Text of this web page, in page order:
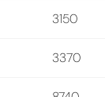
3150
3370